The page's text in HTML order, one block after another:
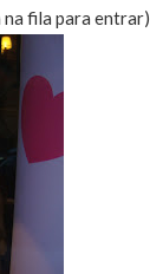
fila para entrar)